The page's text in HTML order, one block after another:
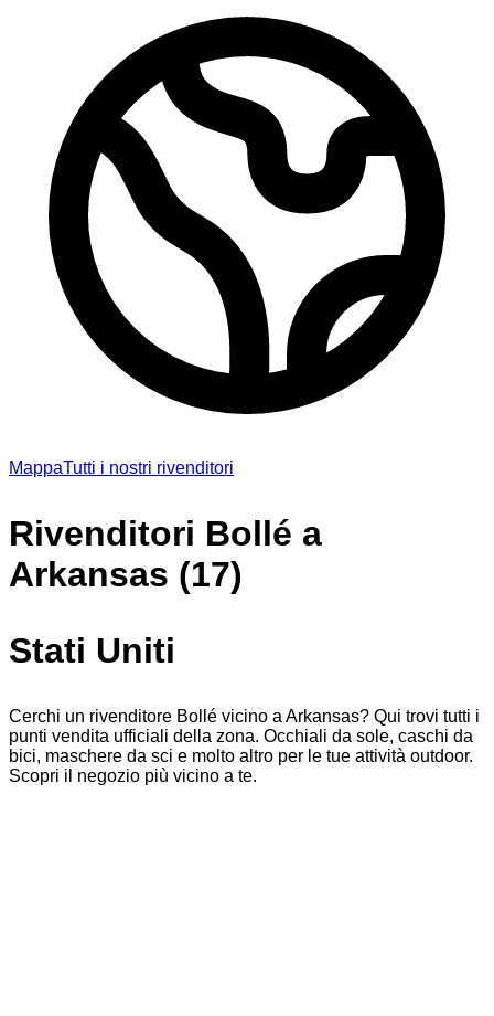
MappaTutti i nostri rivenditori
Rivenditori Bollé a
Arkansas (17)
Stati Uniti
Cerchi un rivenditore Bollé vicino a Arkansas? Qui trovi tutti i
punti vendita ufficiali della zona. Occhiali da sole, caschi da
bici, maschere da sci e molto altro per le tue attività outdoor.
Scopri il negozio più vicino a te.